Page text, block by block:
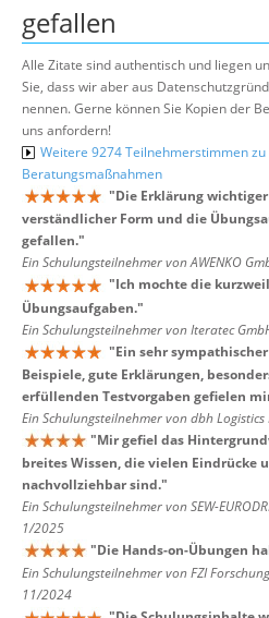
gefallen
Alle Zitate sind authentisch und liegen
Sie, dass wir aber aus
nennen. Gerne können Sie Kopien der
uns anfordern!
Weitere 9274 Teilnehmerstimmen
Beratungsmaßnahmen
"Die Erklärung
verständlicher Form und die
gefallen."
Ein Schulungsteilnehmer von AWENKO
"Ich mochte die
Übungsaufgaben."
Ein Schulungsteilnehmer von Iteratec
"Ein sehr
Beispiele, gute Erklärungen,
erfüllenden Testvorgaben gefielen
Ein Schulungsteilnehmer von dbh
"Mir gefiel das
breites Wissen, die vielen Eindrücke
nachvollziehbar sind."
Ein Schulungsteilnehmer von SEW-
1/2025
"Die Hands-on-Übungen
Ein Schulungsteilnehmer von FZI
11/2024